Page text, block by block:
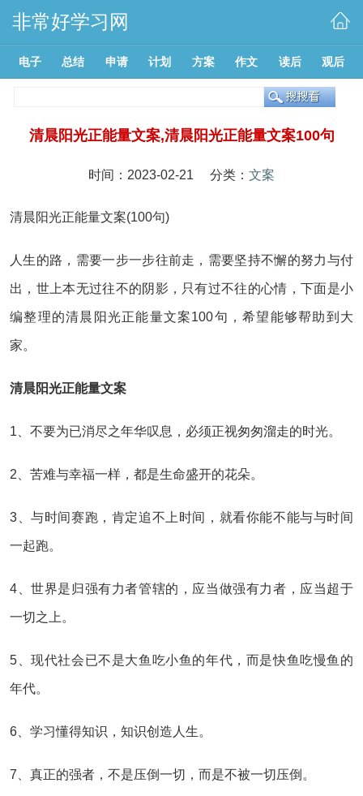
非常好学习网
电子 总结 申请 计划 方案 作文 读后 观后
清晨阳光正能量文案,清晨阳光正能量文案100句
时间：2023-02-21 分类： 文案
清晨阳光正能量文案(100句)
人生的路，需要一步一步往前走，需要坚持不懈的努力与付
出，世上本无过往不的阴影，只有过不往的心情，下面是小
编整理的清晨阳光正能量文案100句，希望能够帮助到大
家。
清晨阳光正能量文案
1、不要为已消尽之年华叹息，必须正视匆匆溜走的时光。
2、苦难与幸福一样，都是生命盛开的花朵。
3、与时间赛跑，肯定追不上时间，就看你能不能与与时间
一起跑。
4、世界是归强有力者管辖的，应当做强有力者，应当超于
一切之上。
5、现代社会已不是大鱼吃小鱼的年代，而是快鱼吃慢鱼的
年代。
6、学习懂得知识，知识创造人生。
7、真正的强者，不是压倒一切，而是不被一切压倒。